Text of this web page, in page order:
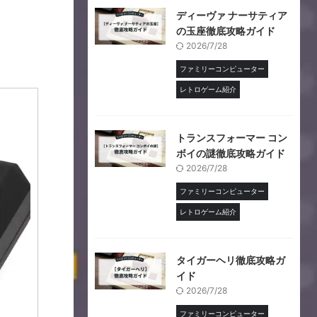
ディーヴァ ナーサティア
の玉座徹底攻略ガイド
2026/7/28
ファミリーコンピューター
レトロゲーム紹介
トランスフォーマー コン
ボイの謎徹底攻略ガイド
2026/7/28
ファミリーコンピューター
レトロゲーム紹介
タイガーヘリ徹底攻略ガ
イド
2026/7/28
ファミリーコンピューター